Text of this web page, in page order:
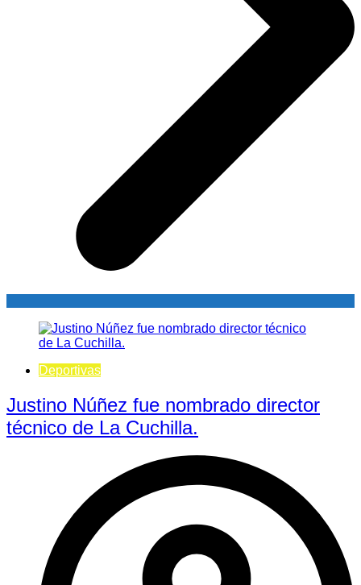
Deportivas
Justino Núñez fue nombrado director
técnico de La Cuchilla.